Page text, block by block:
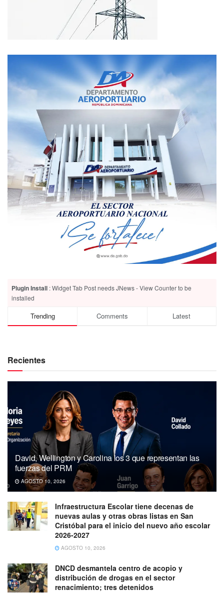
Plugin Install : Widget Tab Post needs JNews - View Counter to be
installed
Trending Comments Latest
Recientes
David, Wellington y Carolina los 3 que representan las
fuerzas del PRM
AGOSTO 10, 2026
Infraestructura Escolar tiene decenas de
nuevas aulas y otras obras listas en San
Cristóbal para el inicio del nuevo año escolar
2026-2027
AGOSTO 10, 2026
DNCD desmantela centro de acopio y
distribución de drogas en el sector
renacimiento; tres detenidos